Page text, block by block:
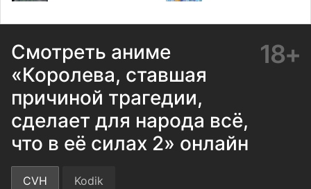
Смотреть аниме
«Королева, ставшая
причиной трагедии,
сделает для народа всё,
что в её силах 2» онлайн
18+
CVH Kodik